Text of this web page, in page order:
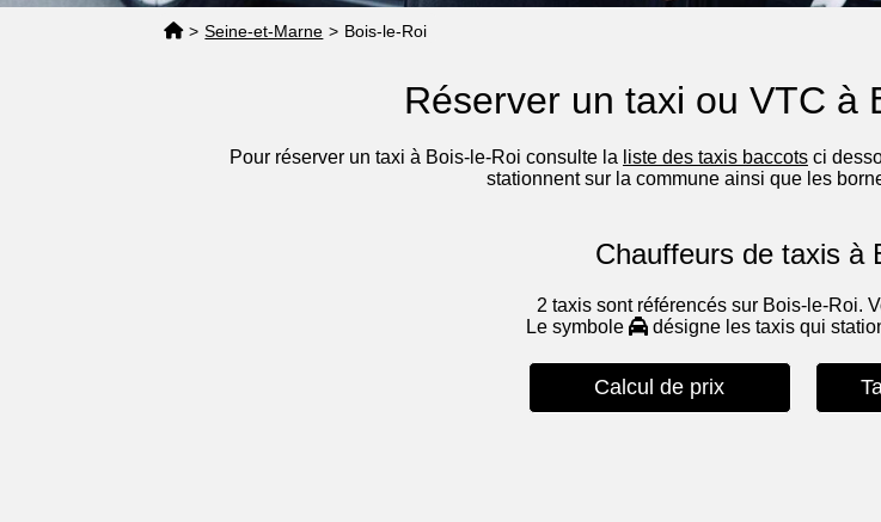
> Seine-et-Marne > Bois-le-Roi
Réserver un taxi ou VTC à
Pour réserver un taxi à Bois-le-Roi consulte la liste des taxis baccotsci
stationnent sur la commune ainsi que les
Chauffeurs de taxis à
2 taxis sont référencés sur Bois-le-Roi.
Le symbole
désigne les taxis qui
Calcul de prix